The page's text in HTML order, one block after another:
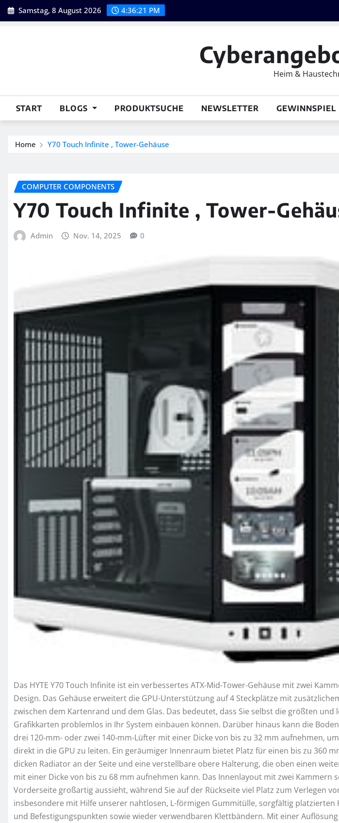
Skip
to
Samstag, 8 August 2026 4:36:22 PM
Heim &
START BLOGS PRODUKTSUCHE NEWSLETTER GEWINNSPIEL
Home Y70 Touch Infinite , Tower-Gehäuse
COMPUTER COMPONENTS
Y70 Touch Infinite , Tower-
Admin Nov. 14, 2025 0
Das HYTE Y70 Touch Infinite ist ein verbessertes ATX-Mid-Tower-Gehäuse mit zwei
Design. Das Gehäuse erweitert die GPU-Unterstützung auf 4 Steckplätze mit
zwischen dem Kartenrand und dem Glas. Das bedeutet, dass Sie selbst die größten und
Grafikkarten problemlos in Ihr System einbauen können. Darüber hinaus kann die
drei 120-mm- oder zwei 140-mm-Lüfter mit einer Dicke von bis zu 32 mm aufnehmen,
direkt in die GPU zu leiten. Ein geräumiger Innenraum bietet Platz für einen bis zu 360
dicken Radiator an der Seite und eine verstellbare obere Halterung, die oben einen
mit einer Dicke von bis zu 68 mm aufnehmen kann. Das Innenlayout mit zwei Kammern
Vorderseite großartig aussieht, während Sie auf der Rückseite viel Platz zum Verlegen
insbesondere mit Hilfe unserer nahtlosen, L-förmigen Gummitülle, sorgfältig platzierten
und Befestigungspunkten sowie wieder verwendbaren Klettbändern. Mit einer Auflösung